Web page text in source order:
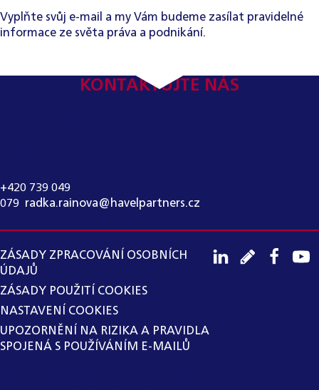
Vyplňte svůj e-mail a my Vám budeme zasílat pravidelné
informace ze světa práva a podnikání.
KONTAKTUJTE NÁS
+420 739 049
079 radka.rainova@havelpartners.cz
ZÁSADY ZPRACOVÁNÍ OSOBNÍCH
ÚDAJŮ
ZÁSADY POUŽITÍ COOKIES
NASTAVENÍ COOKIES
UPOZORNĚNÍ NA RIZIKA A PRAVIDLA
SPOJENÁ S POUŽÍVÁNÍM E-MAILŮ